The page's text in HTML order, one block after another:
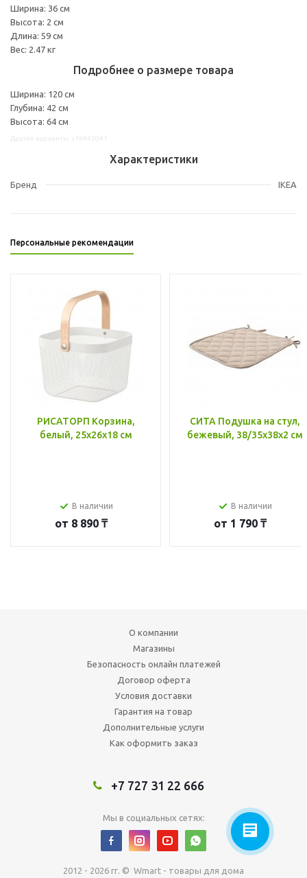
Ширина: 36 см
Высота: 2 см
Длина: 59 см
Вес: 2.47 кг
Подробнее о размере товара
Ширина: 120 см
Глубина: 42 см
Высота: 64 см
Характеристики
Бренд IKEA
Персональные рекомендации
РИСАТОРП Корзина,
белый, 25x26x18 см
В наличии
от 8 890 ₸
СИТА Подушка на стул,
бежевый, 38/35x38x2 см
В наличии
от 1 790 ₸
О компании
Магазины
Безопасность онлайн платежей
Договор оферта
Условия доставки
Гарантия на товар
Дополнительные услуги
Как оформить заказ
+7 727 31 22 666
Мы в социальных сетях:
2012 - 2026 гг. © Wmart - товары для дома